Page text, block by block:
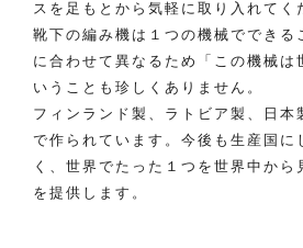
スを足もとから気軽に取り入れてく
靴下の編み機は１つの機械でできる
に合わせて異なるため「この機械は
いうことも珍しくありません。
フィンランド製、ラトビア製、日
で作られています。今後も生産国に
く、世界でたった１つを世界中から
を提供します。